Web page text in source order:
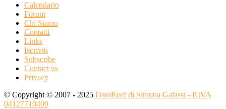
Calendario
Forum
Chi Siamo
Contatti
Links
Iscriviti
Subscribe
Contact us
Privacy
© Copyright © 2007 - 2025 DaniReef di Simona Galassi - P.IVA
04127710400